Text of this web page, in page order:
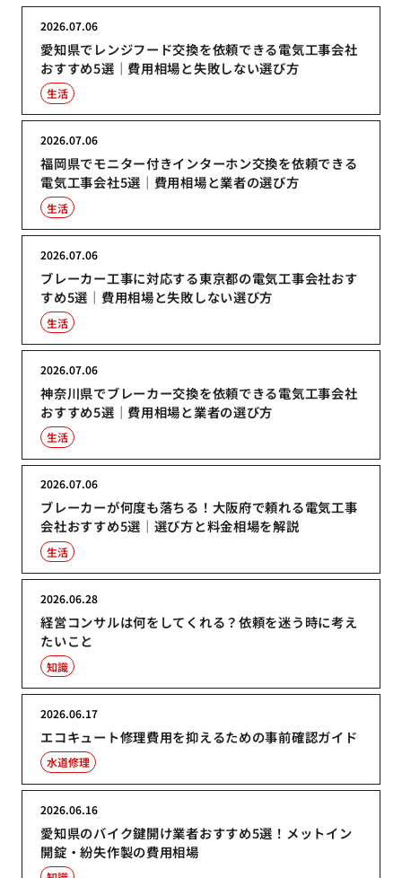
愛知県でレンジフード交換を依頼できる電気工事会社
おすすめ5選｜費用相場と失敗しない選び方
2026.07.06
生活
福岡県でモニター付きインターホン交換を依頼できる
電気工事会社5選｜費用相場と業者の選び方
2026.07.06
生活
ブレーカー工事に対応する東京都の電気工事会社おす
すめ5選｜費用相場と失敗しない選び方
2026.07.06
生活
神奈川県でブレーカー交換を依頼できる電気工事会社
おすすめ5選｜費用相場と業者の選び方
2026.07.06
生活
ブレーカーが何度も落ちる！大阪府で頼れる電気工事
会社おすすめ5選｜選び方と料金相場を解説
2026.07.06
生活
経営コンサルは何をしてくれる？依頼を迷う時に考え
たいこと
2026.06.28
知識
エコキュート修理費用を抑えるための事前確認ガイド
2026.06.17
水道修理
愛知県のバイク鍵開け業者おすすめ5選！メットイン
開錠・紛失作製の費用相場
2026.06.16